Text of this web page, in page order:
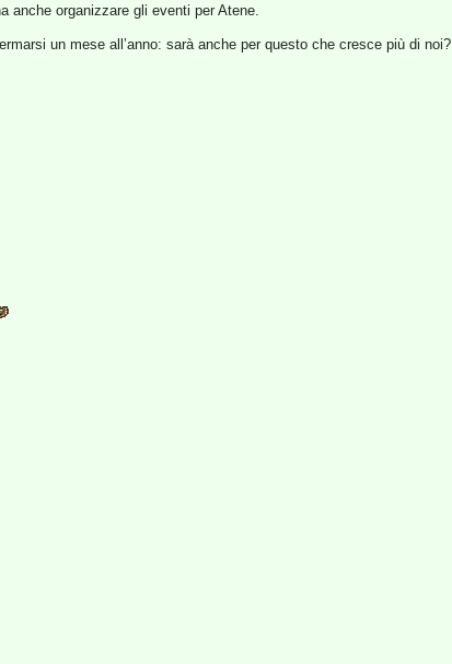
anche organizzare gli eventi per Atene.
un mese all’anno: sarà anche per questo che cresce più di noi?